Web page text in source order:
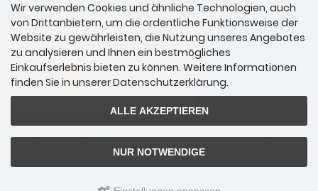
weisen bequem nach Erhalt der Ware direkt an PayPal. Sie benötige
Wir verwenden Cookies und ähnliche Technologien, auch
von Drittanbietern, um die ordentliche Funktionsweise der
Website zu gewährleisten, die Nutzung unseres Angebotes
zu analysieren und Ihnen ein bestmögliches
Einkaufserlebnis bieten zu können. Weitere Informationen
finden Sie in unserer Datenschutzerklärung.
ALLE AKZEPTIEREN
NUR NOTWENDIGE